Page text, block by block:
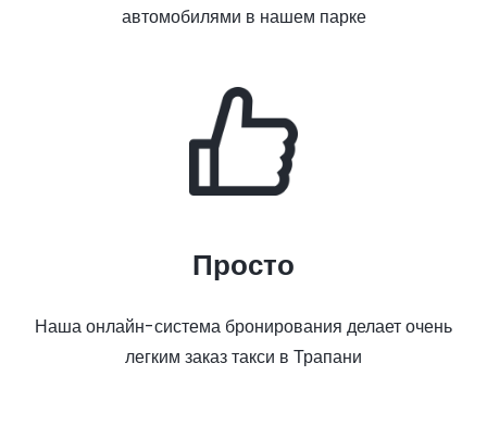
автомобилями в нашем парке
Просто
Наша онлайн-система бронирования делает очень
легким заказ такси в Трапани